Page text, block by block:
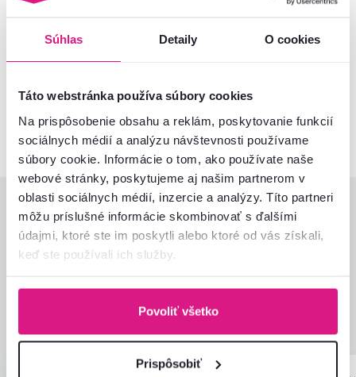
Súhlas Detaily O cookies
Táto webstránka používa súbory cookies
Na prispôsobenie obsahu a reklám, poskytovanie funkcií
sociálnych médií a analýzu návštevnosti používame
súbory cookie. Informácie o tom, ako používate naše
webové stránky, poskytujeme aj našim partnerom v
oblasti sociálnych médií, inzercie a analýzy. Títo partneri
môžu príslušné informácie skombinovať s ďalšími
údajmi, ktoré ste im poskytli alebo ktoré od vás získali,
keď ste používali ich služby.
Povoliť všetko
Prispôsobiť
Nenašli ste požadované informácie?
02/ 40 100 100 Spustiť chat
Hodnotenia produktu
4,8
Jednoduchosť montáže
Kvalita výrobku
Zodpovedá očakávaniam
4,8
Zabalenie výrobku